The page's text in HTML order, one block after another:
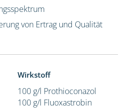
von Ertrag und Qualität
Wirkstoff
100 g/l Prothioconazol
100 g/l Fluoxastrobin